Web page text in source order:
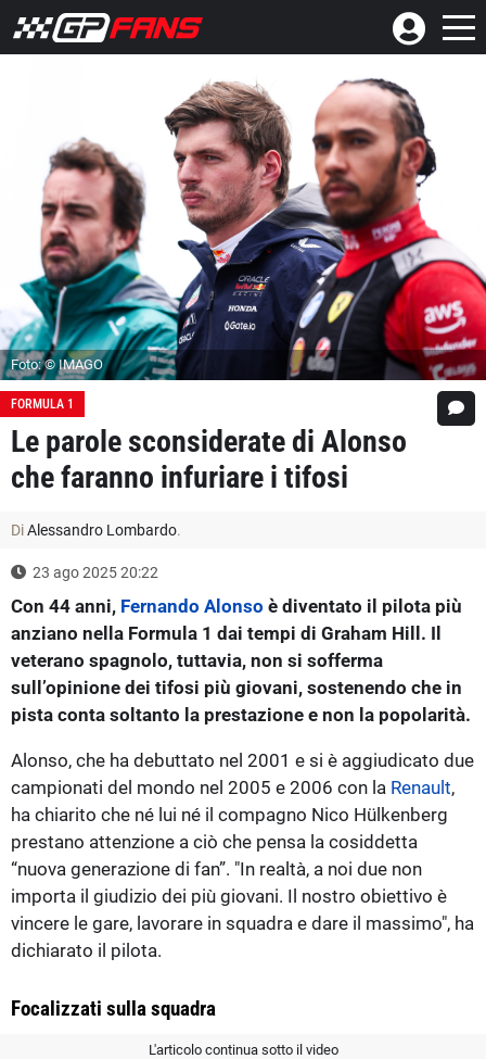
Foto: © IMAGO
FORMULA 1
Le parole sconsiderate di Alonso
che faranno infuriare i tifosi
DiAlessandro Lombardo.
23 ago 2025 20:22
Con 44 anni, Fernando Alonso è diventato il pilota più
anziano nella Formula 1 dai tempi di Graham Hill. Il
veterano spagnolo, tuttavia, non si sofferma
sull’opinione dei tifosi più giovani, sostenendo che in
pista conta soltanto la prestazione e non la popolarità.
Alonso, che ha debuttato nel 2001 e si è aggiudicato due
campionati del mondo nel 2005 e 2006 con la Renault,
ha chiarito che né lui né il compagno Nico Hülkenberg
prestano attenzione a ciò che pensa la cosiddetta
“nuova generazione di fan”. "In realtà, a noi due non
importa il giudizio dei più giovani. Il nostro obiettivo è
vincere le gare, lavorare in squadra e dare il massimo", ha
dichiarato il pilota.
Focalizzati sulla squadra
L'articolo continua sotto il video